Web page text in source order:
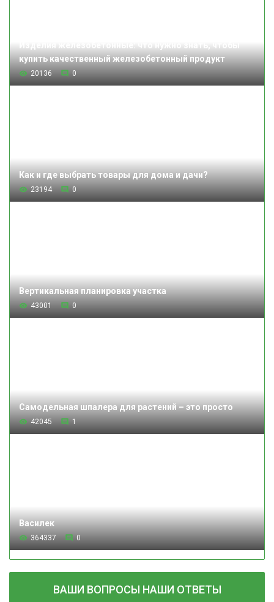
Изделия железобетонные: что нужно знать, чтобы
купить качественный железобетонный продукт
20136 0
Как и где выбрать товары для дома и дачи?
23194 0
Вертикальная планировка участка
43001 0
Самодельная шпалера для растений – это просто
42045 1
Василек
364337 0
ВАШИ ВОПРОСЫ НАШИ ОТВЕТЫ